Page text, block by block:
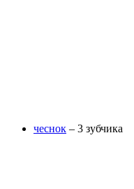
чеснок – 3 зубчика